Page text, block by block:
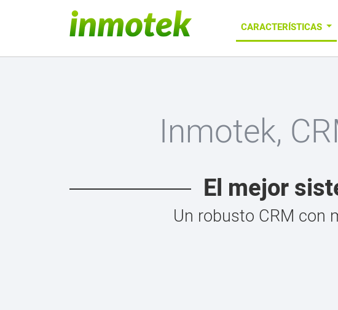
CARACTERÍSTICAS
Inmotek,
El mejor
Un robusto CRM con